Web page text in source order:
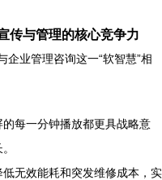
传与管理的核心竞争力
企业管理咨询这一“软智慧”相
的每一分钟播放都更具战略意
低无效能耗和突发维修成本，实